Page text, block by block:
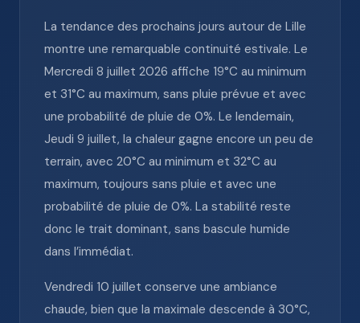
La tendance des prochains jours autour de Lille
montre une remarquable continuité estivale. Le
Mercredi 8 juillet 2026 affiche 19°C au minimum
et 31°C au maximum, sans pluie prévue et avec
une probabilité de pluie de 0%. Le lendemain,
Jeudi 9 juillet, la chaleur gagne encore un peu de
terrain, avec 20°C au minimum et 32°C au
maximum, toujours sans pluie et avec une
probabilité de pluie de 0%. La stabilité reste
donc le trait dominant, sans bascule humide
dans l’immédiat.
Vendredi 10 juillet conserve une ambiance
chaude, bien que la maximale descende à 30°C,